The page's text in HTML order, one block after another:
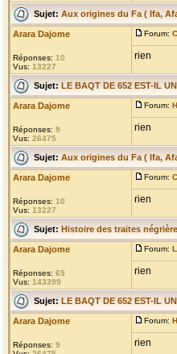
Sujet: Aux origines du Fa ( Ifa,
Arara Dajome
Réponses: 10
Vus: 13227
Forum:
rien
Sujet: LE BAQT DE 652 EST-IL
Arara Dajome
Réponses: 9
Vus: 26475
Forum:
rien
Sujet: Aux origines du Fa ( Ifa,
Arara Dajome
Réponses: 10
Vus: 13227
Forum:
rien
Sujet: Histoire des traites
Arara Dajome
Réponses: 65
Vus: 143399
Forum:
rien
Sujet: LE BAQT DE 652 EST-IL
Arara Dajome
Réponses: 9
Forum:
rien